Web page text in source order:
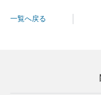
一覧へ戻る